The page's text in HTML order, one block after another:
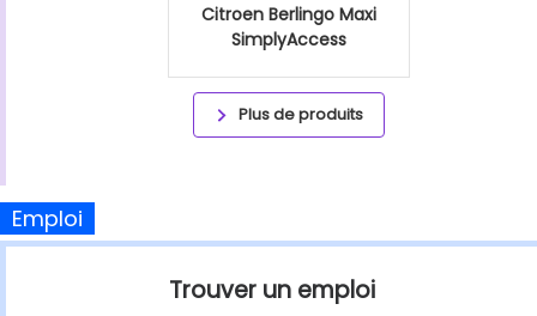
Citroen Berlingo Maxi
SimplyAccess
Plus de produits
Emploi
Trouver un emploi